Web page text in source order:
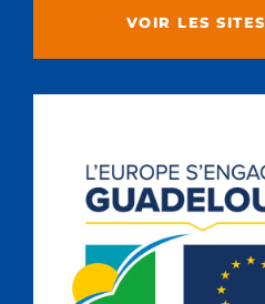
VOIR LES SITES